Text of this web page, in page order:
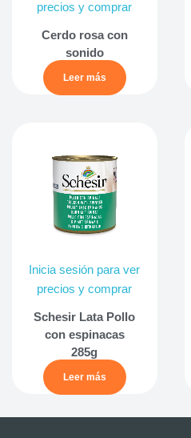
precios y comprar
Cerdo rosa con
sonido
Leer más
Inicia sesión para ver
precios y comprar
Schesir Lata Pollo
con espinacas
285g
Leer más